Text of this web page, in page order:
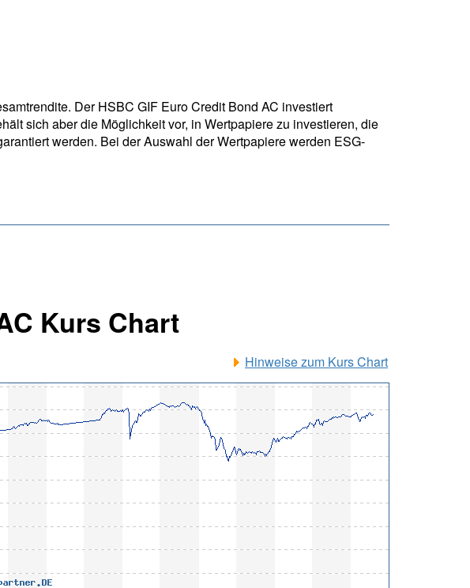
Der HSBC GIF Euro Credit Bond AC investiert
sich aber die Möglichkeit vor, in Wertpapiere zu investieren, die
werden. Bei der Auswahl der Wertpapiere werden ESG-
Kurs Chart
Hinweise zum Kurs Chart